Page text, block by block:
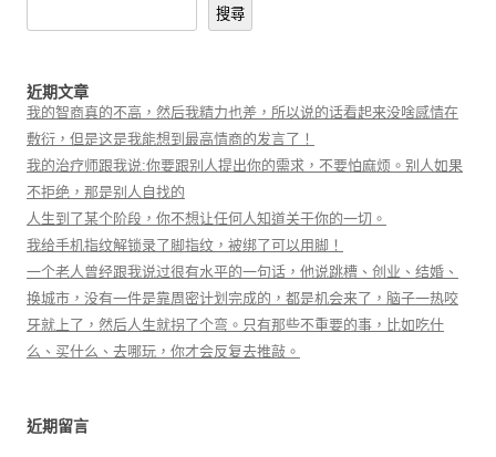
搜尋
近期文章
我的智商真的不高，然后我精力也差，所以说的话看起来没啥感情在
敷衍，但是这是我能想到最高情商的发言了！
我的治疗师跟我说:你要跟别人提出你的需求，不要怕麻烦。别人如果
不拒绝，那是别人自找的
人生到了某个阶段，你不想让任何人知道关于你的一切。
我给手机指纹解锁录了脚指纹，被绑了可以用脚！
一个老人曾经跟我说过很有水平的一句话，他说跳槽、创业、结婚、
换城市，没有一件是靠周密计划完成的，都是机会来了，脑子一热咬
牙就上了，然后人生就拐了个弯。只有那些不重要的事，比如吃什
么、买什么、去哪玩，你才会反复去推敲。
近期留言